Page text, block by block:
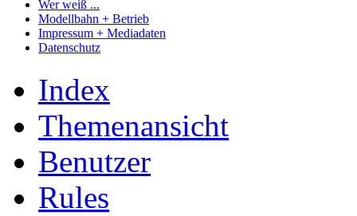
Wer weiß ...
Modellbahn + Betrieb
Impressum + Mediadaten
Datenschutz
Index
Themenansicht
Benutzer
Rules